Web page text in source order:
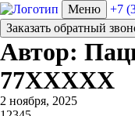
Меню
+7
Заказать обратный
Автор:
77XXXXX
2 ноября, 2025